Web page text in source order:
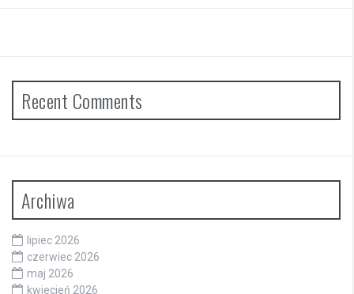
Recent Comments
Archiwa
lipiec 2026
czerwiec 2026
maj 2026
kwiecień 2026